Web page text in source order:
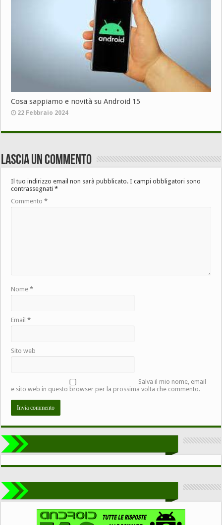
Cosa sappiamo e novità su Android 15
22 Febbraio 2024
Lascia un commento
Il tuo indirizzo email non sarà pubblicato. I campi obbligatori sono
contrassegnati*
Commento*
Nome*
Email*
Sito web
Salva il mio nome, email
e sito web in questo browser per la prossima volta che commento.